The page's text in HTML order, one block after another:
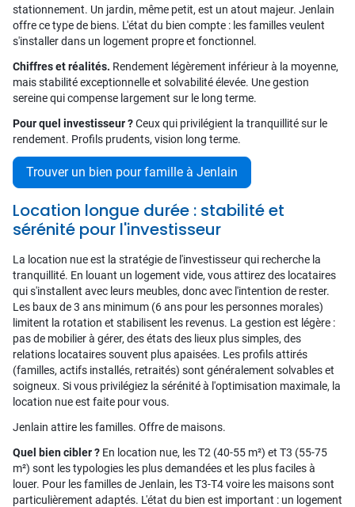
stationnement. Un jardin, même petit, est un atout majeur. Jenlain
offre ce type de biens. L'état du bien compte : les familles veulent
s'installer dans un logement propre et fonctionnel.
Chiffres et réalités. Rendement légèrement inférieur à la moyenne,
mais stabilité exceptionnelle et solvabilité élevée. Une gestion
sereine qui compense largement sur le long terme.
Pour quel investisseur ?Ceux qui privilégient la tranquillité sur le
rendement. Profils prudents, vision long terme.
Trouver un bien pour famille à Jenlain
Location longue durée : stabilité et
sérénité pour l'investisseur
La location nue est la stratégie de l'investisseur qui recherche la
tranquillité. En louant un logement vide, vous attirez des locataires
qui s'installent avec leurs meubles, donc avec l'intention de rester.
Les baux de 3 ans minimum (6 ans pour les personnes morales)
limitent la rotation et stabilisent les revenus. La gestion est légère :
pas de mobilier à gérer, des états des lieux plus simples, des
relations locataires souvent plus apaisées. Les profils attirés
(familles, actifs installés, retraités) sont généralement solvables et
soigneux. Si vous privilégiez la sérénité à l'optimisation maximale, la
location nue est faite pour vous.
Jenlain attire les familles. Offre de maisons.
Quel bien cibler ? En location nue, les T2 (40-55 m²) et T3 (55-75
m²) sont les typologies les plus demandées et les plus faciles à
louer. Pour les familles de Jenlain, les T3-T4 voire les maisons sont
particulièrement adaptés. L'état du bien est important : un logement